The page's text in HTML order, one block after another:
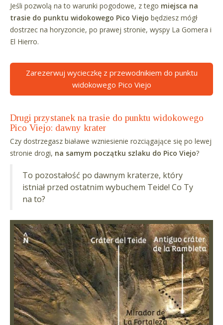
Jeśli pozwolą na to warunki pogodowe, z tego miejsca na
trasie do punktu widokowego Pico Viejo będziesz mógł
dostrzec na horyzoncie, po prawej stronie, wyspy La Gomera i
El Hierro.
Zarezerwuj wycieczkę z przewodnikiem do punktu
widokowego Pico Viejo
Drugi przystanek na trasie do punktu widokowego
Pico Viejo: dawny krater
Czy dostrzegasz białawe wzniesienie rozciągające się po lewej
stronie drogi, na samym początku szlaku do Pico Viejo?
To pozostałość po dawnym kraterze, który
istniał przed ostatnim wybuchem Teide! Co Ty
na to?